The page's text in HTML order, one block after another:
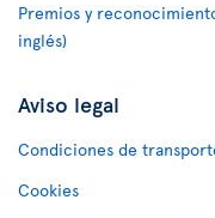
Premios y
inglés)
Aviso legal
Condiciones de
Cookies